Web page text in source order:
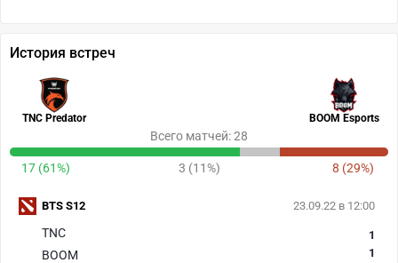
История встреч
TNC Predator BOOM Esports
Всего матчей: 28
17 (61%) 3 (11%) 8 (29%)
23.09.22 в 12:00
TNC
BOOM
1
1
BTS S12